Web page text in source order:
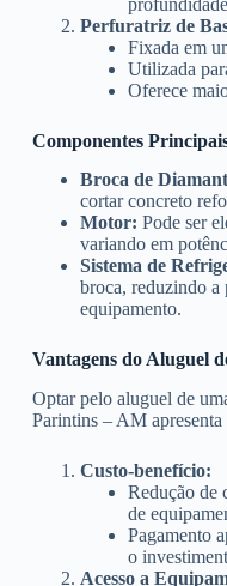
Perfuratriz de
Fixada em
Utilizada
Oferece
Componentes
Broca de
cortar concreto
Motor: Pode ser
variando em
Sistema de
broca, reduzindo
equipamento.
Vantagens do Aluguel
Optar pelo aluguel de
Parintins – AM apresenta
Custo-benefício:
Redução de
de
Pagamento
o
Acesso a